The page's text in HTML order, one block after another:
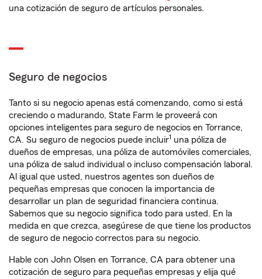
una cotización de seguro de artículos personales.
Seguro de negocios
Tanto si su negocio apenas está comenzando, como si está
creciendo o madurando, State Farm le proveerá con
opciones inteligentes para seguro de negocios en Torrance,
CA. Su seguro de negocios puede incluir1 una póliza de
dueños de empresas, una póliza de automóviles comerciales,
una póliza de salud individual o incluso compensación laboral.
Al igual que usted, nuestros agentes son dueños de
pequeñas empresas que conocen la importancia de
desarrollar un plan de seguridad financiera continua.
Sabemos que su negocio significa todo para usted. En la
medida en que crezca, asegúrese de que tiene los productos
de seguro de negocio correctos para su negocio.
Hable con John Olsen en Torrance, CA para obtener una
cotización de seguro para pequeñas empresas y elija qué